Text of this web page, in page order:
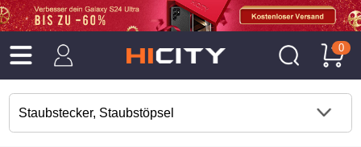
0
Staubstecker, Staubstöpsel